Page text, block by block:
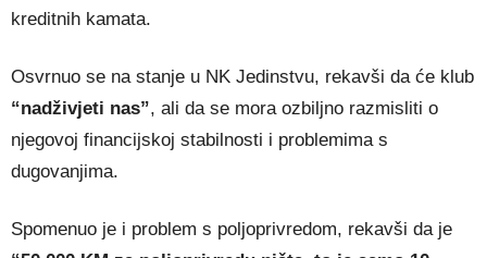
kreditnih kamata.
Osvrnuo se na stanje u NK Jedinstvu, rekavši da će klub
“nadživjeti nas”, ali da se mora ozbiljno razmisliti o
njegovoj financijskoj stabilnosti i problemima s
dugovanjima.
Spomenuo je i problem s poljoprivredom, rekavši da je